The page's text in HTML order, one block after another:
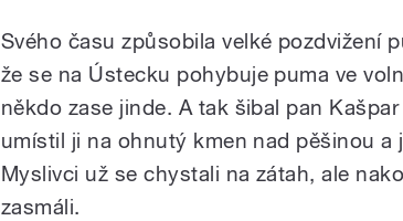
Svého času způsobila velké pozdvižení
že se na Ústecku pohybuje puma ve
někdo zase jinde. A tak šibal pan
umístil ji na ohnutý kmen nad pěšinou a
Myslivci už se chystali na zátah, ale
zasmáli.